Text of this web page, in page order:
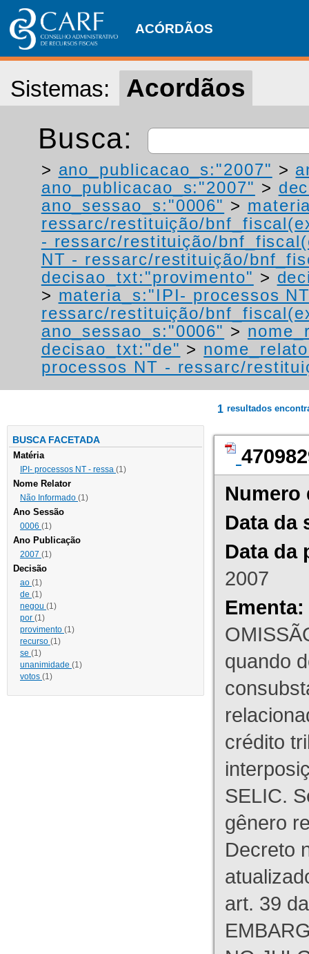
ACÓRDÃOS
Sistemas: Acordãos
Busca:
> ano_publicacao_s:"2007" >
ano_publicacao_s:"2007" >
ano_sessao_s:"0006" >
ressarc/restituição/
- ressarc/restituição/
NT - ressarc/restituição/
decisao_txt:"provimento" >
> materia_s:"IPI- processos
ressarc/restituição/
ano_sessao_s:"0006" >
decisao_txt:"de" >
processos NT - ressarc/
BUSCA FACETADA
Matéria
IPI- processos NT - ressa (1)
Nome Relator
Não Informado (1)
Ano Sessão
0006 (1)
Ano Publicação
2007 (1)
Decisão
ao (1)
de (1)
negou (1)
por (1)
provimento (1)
recurso (1)
se (1)
unanimidade (1)
votos (1)
1 resultados
Numero
Data da
Data da
2007
Ementa:
quando
crédito
SELIC.
gênero
Decreto
art. 39